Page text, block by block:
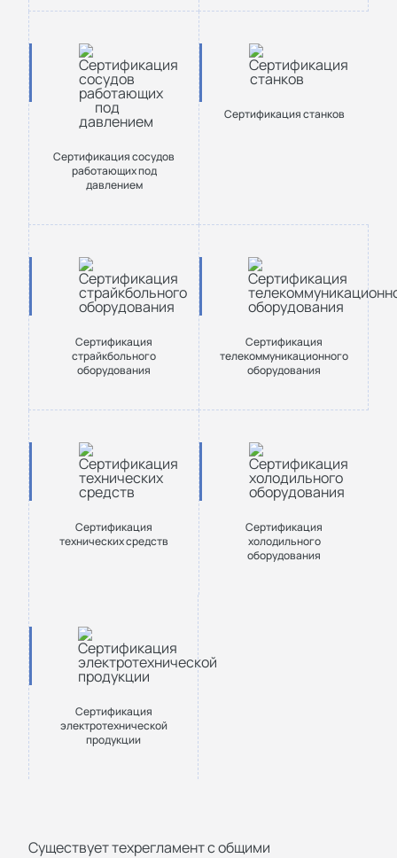
Сертификация сосудов
работающих под
давлением
Сертификация станков
Сертификация
страйкбольного
оборудования
Сертификация
телекоммуникационного
оборудования
Сертификация
технических средств
Сертификация
холодильного
оборудования
Сертификация
электротехнической
продукции
Существует техрегламент с общими